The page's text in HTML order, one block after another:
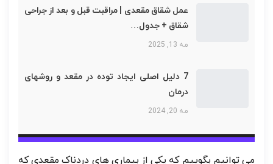
عمل شقاق مقعدی | مراقبت قبل و بعد از جراحی
شقاق + جدول…
مه 13, 2025
7 دلیل اصلی ایجاد توده در مقعد و روشهای
درمان
مه 20, 2024
می توانیم بگوییم که یکی از بیماری های دردناک مقعدی که